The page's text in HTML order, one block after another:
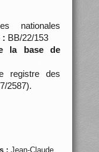
nationales
: BB/22/153
la base de
registre des
2587).
: Jean-Claude